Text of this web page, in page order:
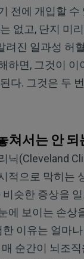
전에 개입할 수
없고, 단지 미
려진 일과성 허
하면, 그것이
다. 그것은 두
쳐서는 안 되
닉(Cleveland
적으로 막히는
슷한 증상을
에 보이는 손상
이유는 얼마
매 순간이 뇌조